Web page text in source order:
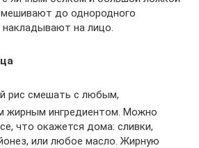
до однородного
накладывают на лицо.
рис смешать с любым,
жирным ингредиентом. Можно
что окажется дома: сливки,
или любое масло. Жирную